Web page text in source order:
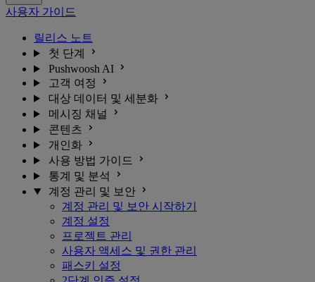
사용자 가이드
릴리스 노트
첫 단계
Pushwoosh AI
고객 여정
대상 데이터 및 세분화
메시징 채널
콘텐츠
개인화
사용 방법 가이드
통계 및 분석
계정 관리 및 보안
계정 관리 및 보안 시작하기
계정 설정
프로젝트 관리
사용자 액세스 및 권한 관리
패스키 설정